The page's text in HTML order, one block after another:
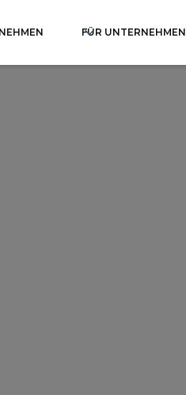
FÜR UNTERNEHMEN